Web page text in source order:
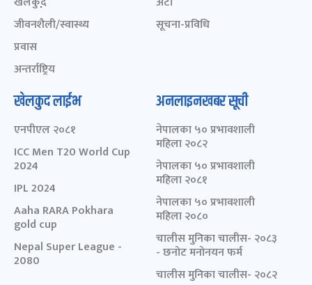
जीवनशैली/स्वास्थ्य
प्रवास
अन्तर्राष्ट्रिय
सूचना-प्रविधि
खेलकुद लाईभ
एनपीएल २०८१
ICC Men T20 World Cup
2024
IPL 2024
Aaha RARA Pokhara
gold cup
Nepal Super League -
2080
अनलाइनखबर सूची
नेपालका ५० प्रभावशाली
महिला २०८२
नेपालका ५० प्रभावशाली
महिला २०८१
नेपालका ५० प्रभावशाली
महिला २०८०
चालीस मुनिका चालीस- २०८३
- छनोट मनोनयन फर्म
चालीस मुनिका चालीस- २०८२